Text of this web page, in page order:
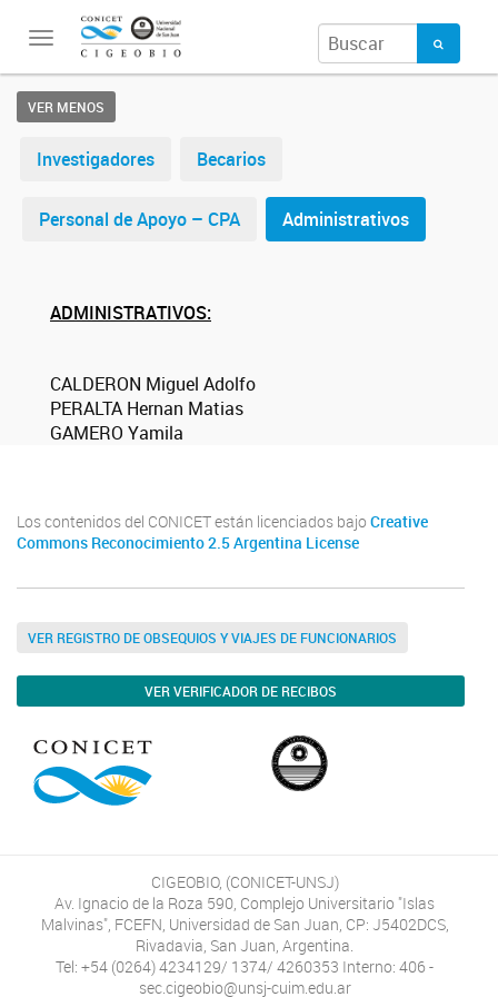
Toggle
navigation
VER MENOS
Investigadores Becarios
Personal de Apoyo – CPA Administrativos
ADMINISTRATIVOS:
CALDERON Miguel Adolfo
PERALTA Hernan Matias
GAMERO Yamila
Los contenidos del CONICET están licenciados bajo Creative
Commons Reconocimiento 2.5 Argentina License
VER REGISTRO DE OBSEQUIOS Y VIAJES DE FUNCIONARIOS
VER VERIFICADOR DE RECIBOS
CIGEOBIO, (CONICET-UNSJ)
Av. Ignacio de la Roza 590, Complejo Universitario "Islas
Malvinas", FCEFN, Universidad de San Juan, CP: J5402DCS,
Rivadavia, San Juan, Argentina.
Tel: +54 (0264) 4234129/ 1374/ 4260353 Interno: 406 -
sec.cigeobio@unsj-cuim.edu.ar